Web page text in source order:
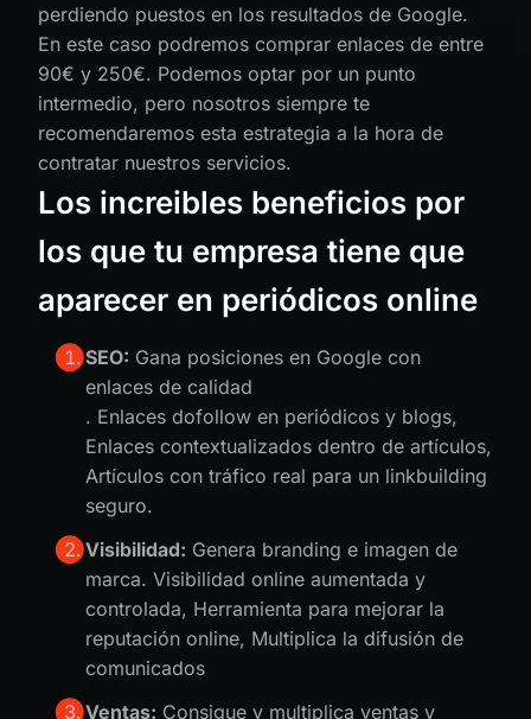
perdiendo puestos en los resultados de Google.
En este caso podremos comprar enlaces de entre
90€ y 250€. Podemos optar por un punto
intermedio, pero nosotros siempre te
recomendaremos esta estrategia a la hora de
contratar nuestros servicios.
Los increibles beneficios por
los que tu empresa tiene que
aparecer en periódicos online
SEO: Gana posiciones en Google con
enlaces de calidad
. Enlaces dofollow en periódicos y blogs,
Enlaces contextualizados dentro de artículos,
Artículos con tráfico real para un linkbuilding
seguro.
Visibilidad: Genera branding e imagen de
marca. Visibilidad online aumentada y
controlada, Herramienta para mejorar la
reputación online, Multiplica la difusión de
comunicados
Ventas: Consigue y multiplica ventas y